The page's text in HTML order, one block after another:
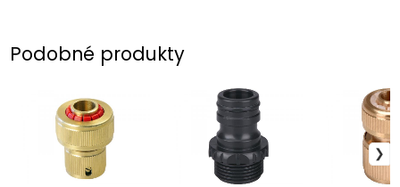
Podobné produkty